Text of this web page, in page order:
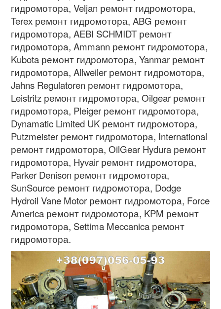
гидромотора, Veljan ремонт гидромотора,
Terex ремонт гидромотора, ABG ремонт
гидромотора, AEBI SCHMIDT ремонт
гидромотора, Ammann ремонт гидромотора,
Kubota ремонт гидромотора, Yanmar ремонт
гидромотора, Allweiler ремонт гидромотора,
Jahns Regulatoren ремонт гидромотора,
Leistritz ремонт гидромотора, Oilgear ремонт
гидромотора, Pleiger ремонт гидромотора,
Dynamatic Limited UK ремонт гидромотора,
Putzmeister ремонт гидромотора, International
ремонт гидромотора, OilGear Hydura ремонт
гидромотора, Hyvair ремонт гидромотора,
Parker Denison ремонт гидромотора,
SunSource ремонт гидромотора, Dodge
Hydroil Vane Motor ремонт гидромотора, Force
America ремонт гидромотора, KPM ремонт
гидромотора, Settima Meccanica ремонт
гидромотора.